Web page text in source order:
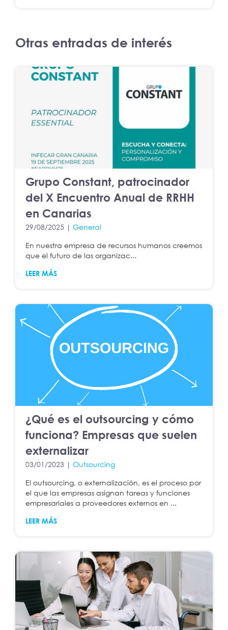
Otras entradas de interés
Grupo Constant, patrocinador
del X Encuentro Anual de RRHH
en Canarias
29/08/2025 | General
En nuestra empresa de recursos humanos creemos
que el futuro de las organizac...
LEER MÁS
¿Qué es el outsourcing y cómo
funciona? Empresas que suelen
externalizar
03/01/2023 | Outsourcing
El outsourcing, o externalización, es el proceso por
el que las empresas asignan tareas y funciones
empresariales a proveedores externos en ...
LEER MÁS